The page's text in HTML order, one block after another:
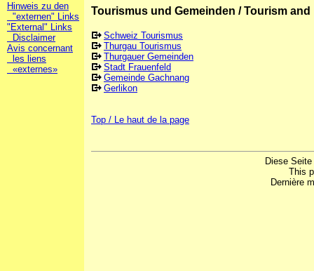
Hinweis zu den
"externen" Links
"External" Links
Disclaimer
Avis concernant
les liens
«externes»
Tourismus und Gemeinden / Tourism
Schweiz Tourismus
Thurgau Tourismus
Thurgauer Gemeinden
Stadt Frauenfeld
Gemeinde Gachnang
Gerlikon
Top / Le haut de la page
Diese
This
Dernière